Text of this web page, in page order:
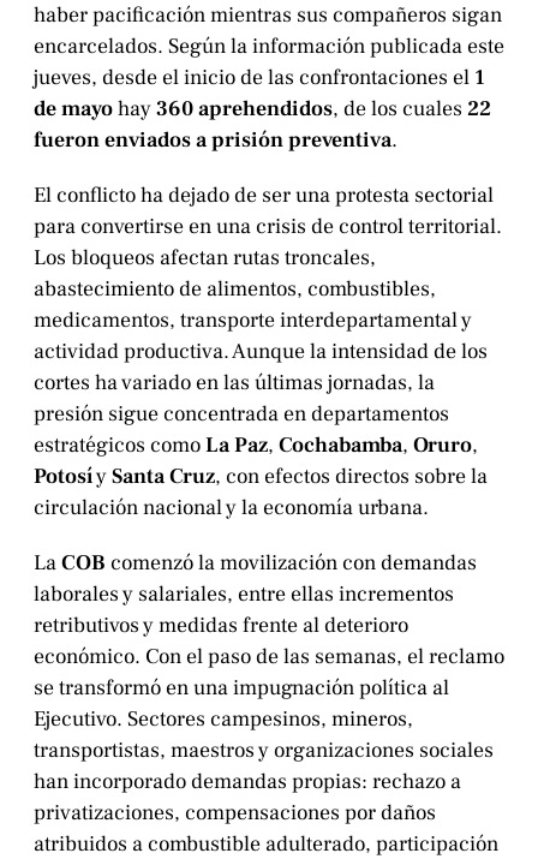
haber pacificación mientras sus compañeros sigan
encarcelados. Según la información publicada este
jueves, desde el inicio de las confrontaciones el 1
de mayohay360 aprehendidos, de los cuales 22
fueron enviados a prisión preventiva.
El conflicto ha dejado de ser una protesta sectorial
para convertirse en una crisis de control territorial.
Los bloqueos afectan rutas troncales,
abastecimiento de alimentos, combustibles,
medicamentos, transporte interdepartamental y
actividad productiva. Aunque la intensidad de los
cortes ha variado en las últimas jornadas, la
presión sigue concentrada en departamentos
estratégicos comoLa Paz, Cochabamba, Oruro,
PotosíySanta Cruz, con efectos directos sobre la
circulación nacional y la economía urbana.
LaCOB comenzó la movilización con demandas
laborales y salariales, entre ellas incrementos
retributivos y medidas frente al deterioro
económico. Con el paso de las semanas, el reclamo
se transformó en una impugnación política al
Ejecutivo. Sectores campesinos, mineros,
transportistas, maestros y organizaciones sociales
han incorporado demandas propias: rechazo a
privatizaciones, compensaciones por daños
atribuidos a combustible adulterado, participación